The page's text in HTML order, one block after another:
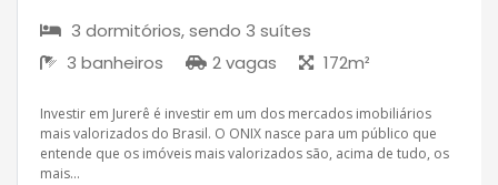
3 dormitórios, sendo 3 suítes
3 banheiros
2 vagas 172m²
Investir em Jurerê é investir em um dos mercados imobiliários
mais valorizados do Brasil. O ONIX nasce para um público que
entende que os imóveis mais valorizados são, acima de tudo, os
mais...